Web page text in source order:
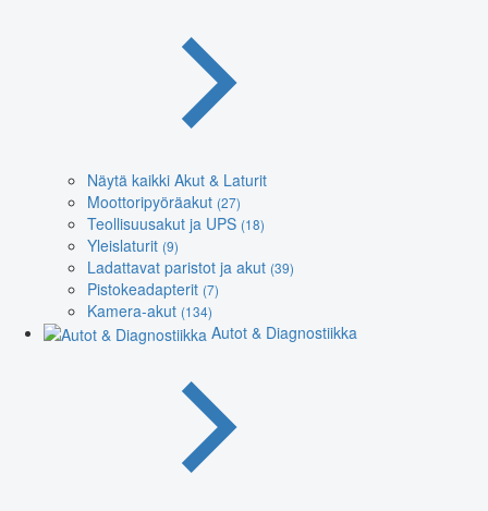
Näytä kaikki Akut & Laturit
Moottoripyöräakut (27)
Teollisuusakut ja UPS (18)
Yleislaturit (9)
Ladattavat paristot ja akut (39)
Pistokeadapterit (7)
Kamera-akut (134)
Autot & Diagnostiikka